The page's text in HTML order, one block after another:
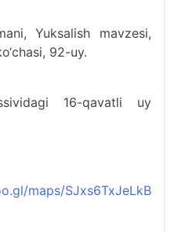
Yuksalish mavzesi,
92-uy.
16-qavatli uy
maps/SJxs6TxJeLkB